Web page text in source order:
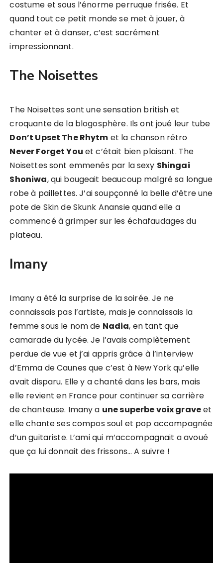
costume et sous l’énorme perruque frisée. Et
quand tout ce petit monde se met à jouer, à
chanter et à danser, c’est sacrément
impressionnant.
The Noisettes
The Noisettes sont une sensation british et
croquante de la blogosphère. Ils ont joué leur tube
Don’t Upset The Rhytm et la chanson rétro
Never Forget You et c’était bien plaisant. The
Noisettes sont emmenés par la sexy Shingai
Shoniwa, qui bougeait beaucoup malgré sa longue
robe à paillettes. J’ai soupçonné la belle d’être une
pote de Skin de Skunk Anansie quand elle a
commencé à grimper sur les échafaudages du
plateau.
Imany
Imany a été la surprise de la soirée. Je ne
connaissais pas l’artiste, mais je connaissais la
femme sous le nom de Nadia, en tant que
camarade du lycée. Je l’avais complètement
perdue de vue et j’ai appris grâce à l’interview
d’Emma de Caunes que c’est à New York qu’elle
avait disparu. Elle y a chanté dans les bars, mais
elle revient en France pour continuer sa carrière
de chanteuse. Imany a une superbe voix graveet
elle chante ses compos soul et pop accompagnée
d’un guitariste. L’ami qui m’accompagnait a avoué
que ça lui donnait des frissons… A suivre !